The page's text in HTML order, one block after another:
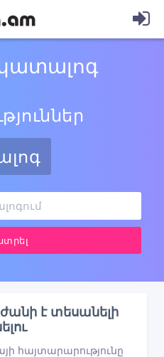
է տեսանելի
հայտարարությունը